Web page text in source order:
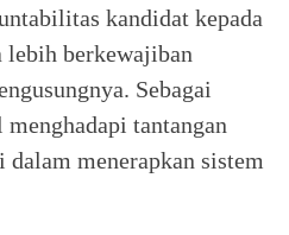
kandidat kepada
lebih berkewajiban
Sebagai
tantangan
menerapkan sistem